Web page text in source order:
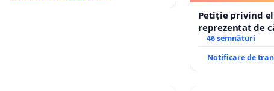
Petiție privind
reprezentat de
stăpân din
46 semnături
Notificare de